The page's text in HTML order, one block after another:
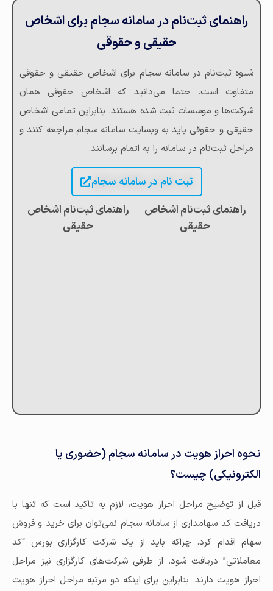
راهنمای ثبت‌نام در سامانه سجام برای اشخاص
حقیقی و حقوقی
شیوه ثبت‌نام در سامانه سجام برای اشخاص حقیقی و حقوقی
متفاوت است. حتما می‌دانید که اشخاص حقوقی همان
شرکت‌ها و موسسات ثبت شده هستند. بنابراین تمامی اشخاص
حقیقی و حقوقی باید به وبسایت سامانه سجام مراجعه کنند و
مراحل ثبت‌نام در سامانه را به اتمام برسانند.
ثبت نام در سامانه سجام
راهنمای ثبت‌نام اشخاص
حقیقی
راهنمای ثبت‌نام اشخاص
حقیقی
نحوه احراز هویت در سامانه سجام (حضوری یا
الکترونیکی) چیست؟
قبل از توضیح مراحل احراز هویت، لازم به تاکید است که تنها با
دریافت کد سهامداری از سامانه سجام نمی‌توان برای خرید و فروش
سهام اقدام کرد. چراکه باید از یک شرکت کارگزاری بورس “کد
معاملاتی” دریافت شود. از طرفی شرکت‌های کارگزاری نیز مراحل
احراز هویت دارند. بنابراین برای اینکه دو مرتبه مراحل احراز هویت